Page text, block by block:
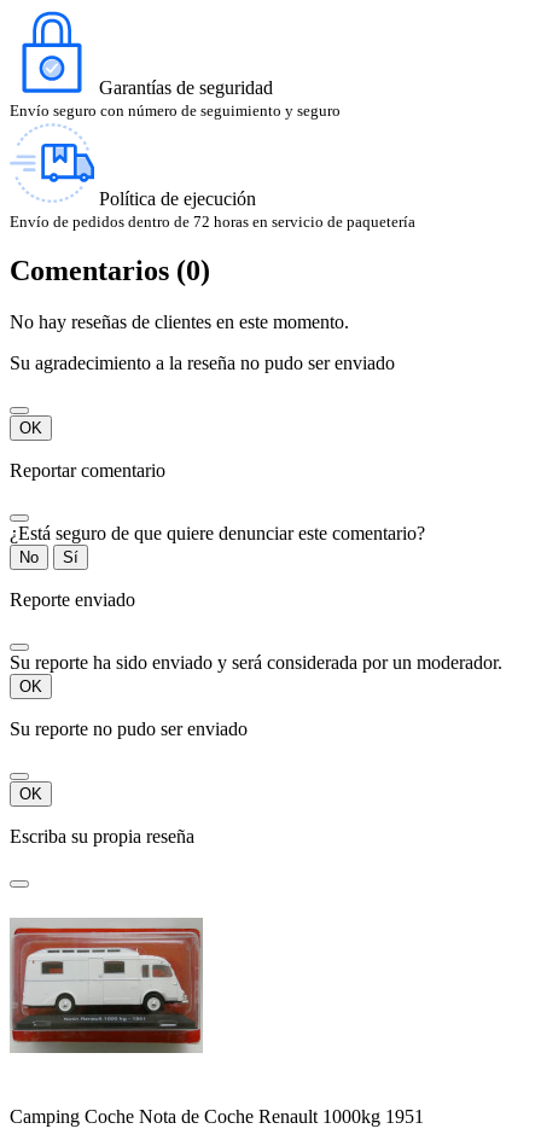
Garantías de seguridad
Envío seguro con número de seguimiento y seguro
Política de ejecución
Envío de pedidos dentro de 72 horas en servicio de paquetería
Comentarios (0)
No hay reseñas de clientes en este momento.
Su agradecimiento a la reseña no pudo ser enviado
OK
Reportar comentario
¿Está seguro de que quiere denunciar este comentario?
No Sí
Reporte enviado
Su reporte ha sido enviado y será considerada por un moderador.
OK
Su reporte no pudo ser enviado
OK
Escriba su propia reseña
Camping Coche Nota de Coche Renault 1000kg 1951